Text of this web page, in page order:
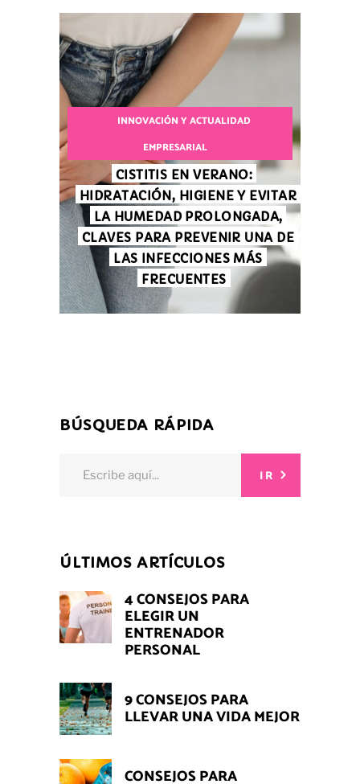
INNOVACIÓN Y ACTUALIDAD
EMPRESARIAL
CISTITIS EN VERANO:
HIDRATACIÓN, HIGIENE Y EVITAR
LA HUMEDAD PROLONGADA,
CLAVES PARA PREVENIR UNA DE
LAS INFECCIONES MÁS
FRECUENTES
BÚSQUEDA RÁPIDA
IR
ÚLTIMOS ARTÍCULOS
4 CONSEJOS PARA
ELEGIR UN
ENTRENADOR
PERSONAL
9 CONSEJOS PARA
LLEVAR UNA VIDA MEJOR
CONSEJOS PARA